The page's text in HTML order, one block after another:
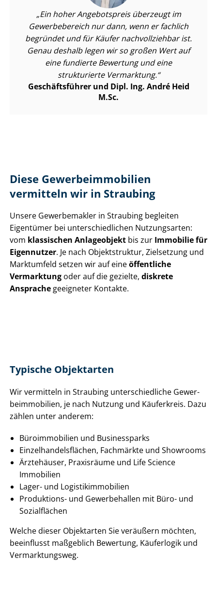
Ein hoher Angebotspreis überzeugt im
Gewerbebereich nur dann, wenn er fachlich
begründet und für Käufer nachvollziehbar ist.
Genau deshalb legen wir so großen Wert auf
eine fundierte Bewertung und eine
strukturierte Vermarktung.
Geschäftsführer und Dipl. Ing. André Heid
M.Sc.
Diese Ge­wer­be­im­mo­bi­li­en
vermitteln wir in Straubing
Unsere Gewerbemakler in Straubing begleiten
Eigentümer bei un­ter­schied­li­chen Nutzungsarten:
vom klassischen Anlageobjekt bis zur Immobilie für
Eigennutzer. Je nach Objektstruktur, Zielsetzung und
Marktumfeld setzen wir auf eineöffentliche
Vermarktung oder auf die gezielte, diskrete
Ansprachegeeigneter Kontakte.
Typische Objektarten
Wir vermitteln in Straubing un­ter­schied­li­che Ge­wer­
be­im­mo­bi­li­en, je nach Nutzung und Käuferkreis. Dazu
zählen unter anderem:
Büroimmobilien und Businessparks
Ein­zel­han­dels­flä­chen, Fachmärkte und Showrooms
Ärztehäuser, Praxisräume und Life Science
Immobilien
Lager- und Lo­gis­tik­im­mo­bi­li­en
Produktions- und Gewerbehallen mit Büro- und
Sozialflächen
Welche dieser Objektarten Sie veräußern möchten,
beeinflusst maßgeblich Bewertung, Käuferlogik und
Vermarktungsweg.